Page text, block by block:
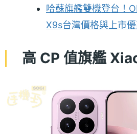
哈蘇旗艦雙機登台！
X9s台灣價格與上市
高 CP 值旗艦